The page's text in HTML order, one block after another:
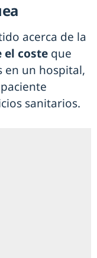
acerca de la
el coste que
en un hospital,
sanitarios.